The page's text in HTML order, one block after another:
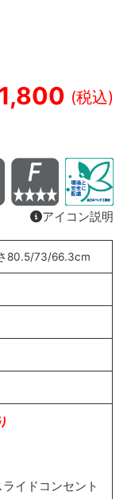
アイコン説明
80.5/73/66.3cm
イドコンセント